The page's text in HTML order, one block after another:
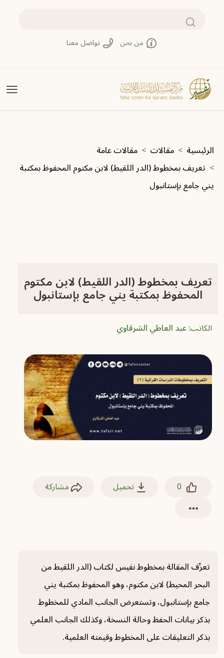
بحث
من نحن تواصل معنا
مسار التنقل
الرئيسية مقالات
مقالات عامة
تعريف بمخطوط (الدر اللقيط) لابن مكتوم المحفوظ بمكتبة
يني جامع بإستانبول
تعريف بمخطوط (الدر اللقيط) لابن مكتوم
المحفوظ بمكتبة يني جامع بإستانبول
الكاتب:عبد العاطي الشرقاوي
0 تحميل مشاركة
تعرِّف المقالة بمخطوط نفيس لكتاب (الدر اللقيط من
البحر المحيط) لابن مكتوم، وهو المحفوظ بمكتبة يني
جامع بإستانبول، وتستعرض الجانب المادي للمخطوط
بذكر بيانات الحفظ وحالة النسخة، وكذلك الجانب العلمي
بذكر التعليقات على المخطوط وقيمته العلمية.